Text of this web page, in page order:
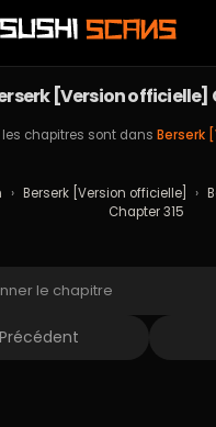
[Version officielle]
les chapitres sont dans Berserk
› Berserk [Version officielle] ›
Chapter 315